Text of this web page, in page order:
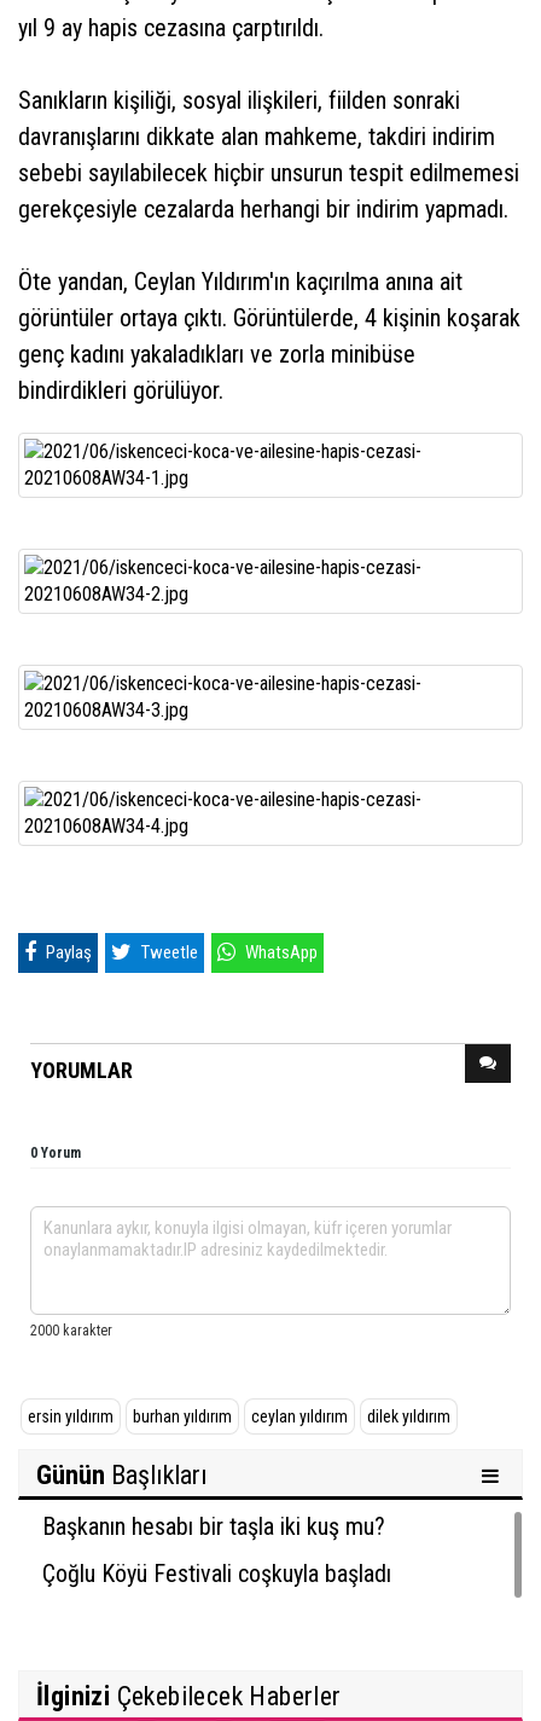
yıl 9 ay hapis cezasına çarptırıldı.
Sanıkların kişiliği, sosyal ilişkileri, fiilden sonraki
davranışlarını dikkate alan mahkeme, takdiri indirim
sebebi sayılabilecek hiçbir unsurun tespit edilmemesi
gerekçesiyle cezalarda herhangi bir indirim yapmadı.
Öte yandan, Ceylan Yıldırım'ın kaçırılma anına ait
görüntüler ortaya çıktı. Görüntülerde, 4 kişinin koşarak
genç kadını yakaladıkları ve zorla minibüse
bindirdikleri görülüyor.
Paylaş Tweetle WhatsApp
YORUMLAR
0 Yorum
ersin yıldırım burhan yıldırım ceylan yıldırım dilek yıldırım
Günün Başlıkları
Başkanın hesabı bir taşla iki kuş mu?
Çoğlu Köyü Festivali coşkuyla başladı
İlginizi Çekebilecek Haberler